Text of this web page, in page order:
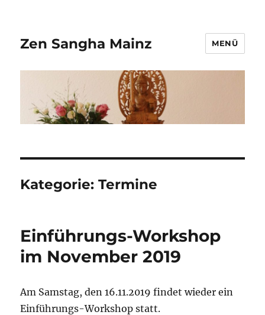
Zen Sangha Mainz MENÜ
Kategorie:Termine
Einführungs-Workshop
im November 2019
Am Samstag, den 16.11.2019 findet wieder ein
Einführungs-Workshop statt.